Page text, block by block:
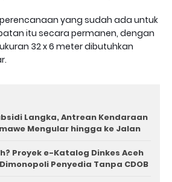
yang sudah ada untuk
itu secara permanen, dengan
32 x 6 meter dibutuhkan
Langka, Antrean Kendaraan
Mengular hingga ke Jalan
Proyek e-Katalog Dinkes Aceh
Penyedia Tanpa CDOB